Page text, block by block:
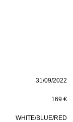
31/09/2022
169 €
WHITE/BLUE/RED